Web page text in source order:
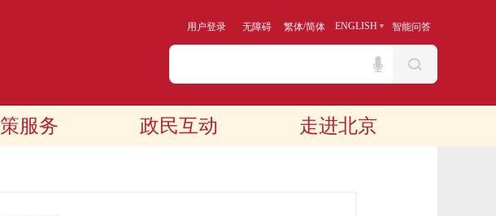
用户登录 无障碍 繁体/简体 ENGLISH 智能问答
服务 政民互动 走进北京